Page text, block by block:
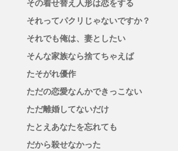
その着せ替え人形は恋をする
それってパクリじゃないですか？
それでも俺は、妻としたい
そんな家族なら捨てちゃえば
たそがれ優作
ただの恋愛なんかできっこない
ただ離婚してないだけ
たとえあなたを忘れても
だから殺せなかった